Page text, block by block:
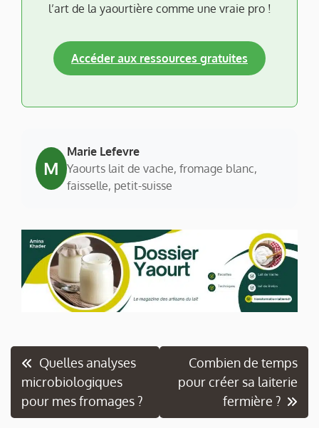
l’art de la yaourtière comme une vraie pro !
Accéder aux ressources gratuites
M
Marie Lefevre
Yaourts lait de vache, fromage blanc,
faisselle, petit-suisse
Navigation
de
l’article
Quelles analyses
microbiologiques
pour mes fromages ?
Combien de temps
pour créer sa laiterie
fermière ?